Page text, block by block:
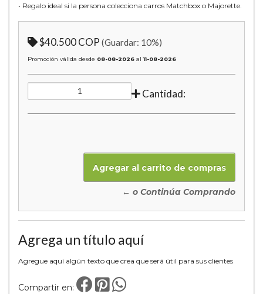
• Regalo ideal si la persona colecciona carros Matchbox o Majorette.
$40.500 COP (Guardar: 10%)
Promoción válida desde 08-08-2026 al11-08-2026
Cantidad:
← o Continúa Comprando
Agrega un título aquí
Agregue aquí algún texto que crea que será útil para sus clientes
Compartir en: